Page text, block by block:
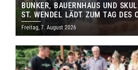
BUNKER, BAUERNHAUS UND
ST. WENDEL LÄDT ZUM TAG DES
DENKMALS EIN
Freitag, 7. August 2026